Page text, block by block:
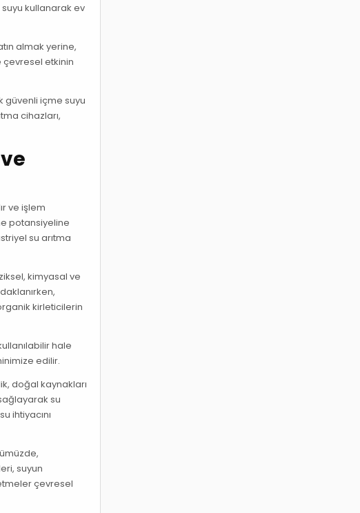
suyu kullanarak ev
almak yerine,
çevresel etkinin
güvenli içme suyu
cihazları,
ve işlem
potansiyeline
su arıtma
kimyasal ve
kirleticilerin
hale
edilir.
doğal kaynakları
su
ihtiyacını
suyun
çevresel